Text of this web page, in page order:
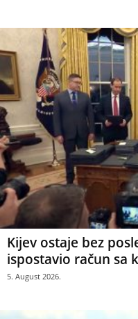
Kijev ostaje bez
ispostavio račun sa
5. August 2026.